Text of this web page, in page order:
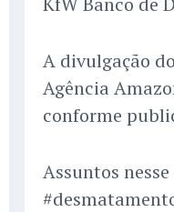
A divulgação
Agência
conforme
Assuntos